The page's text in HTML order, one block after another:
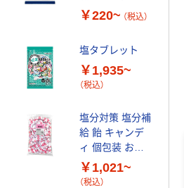
レモン＞
￥220~ （税込）
塩タブレット
￥1,935~
（税込）
塩分対策 塩分補
給 飴 キャンデ
ィ 個包装 お配
り栄光堂ファク
トリー
￥1,021~
（税込）